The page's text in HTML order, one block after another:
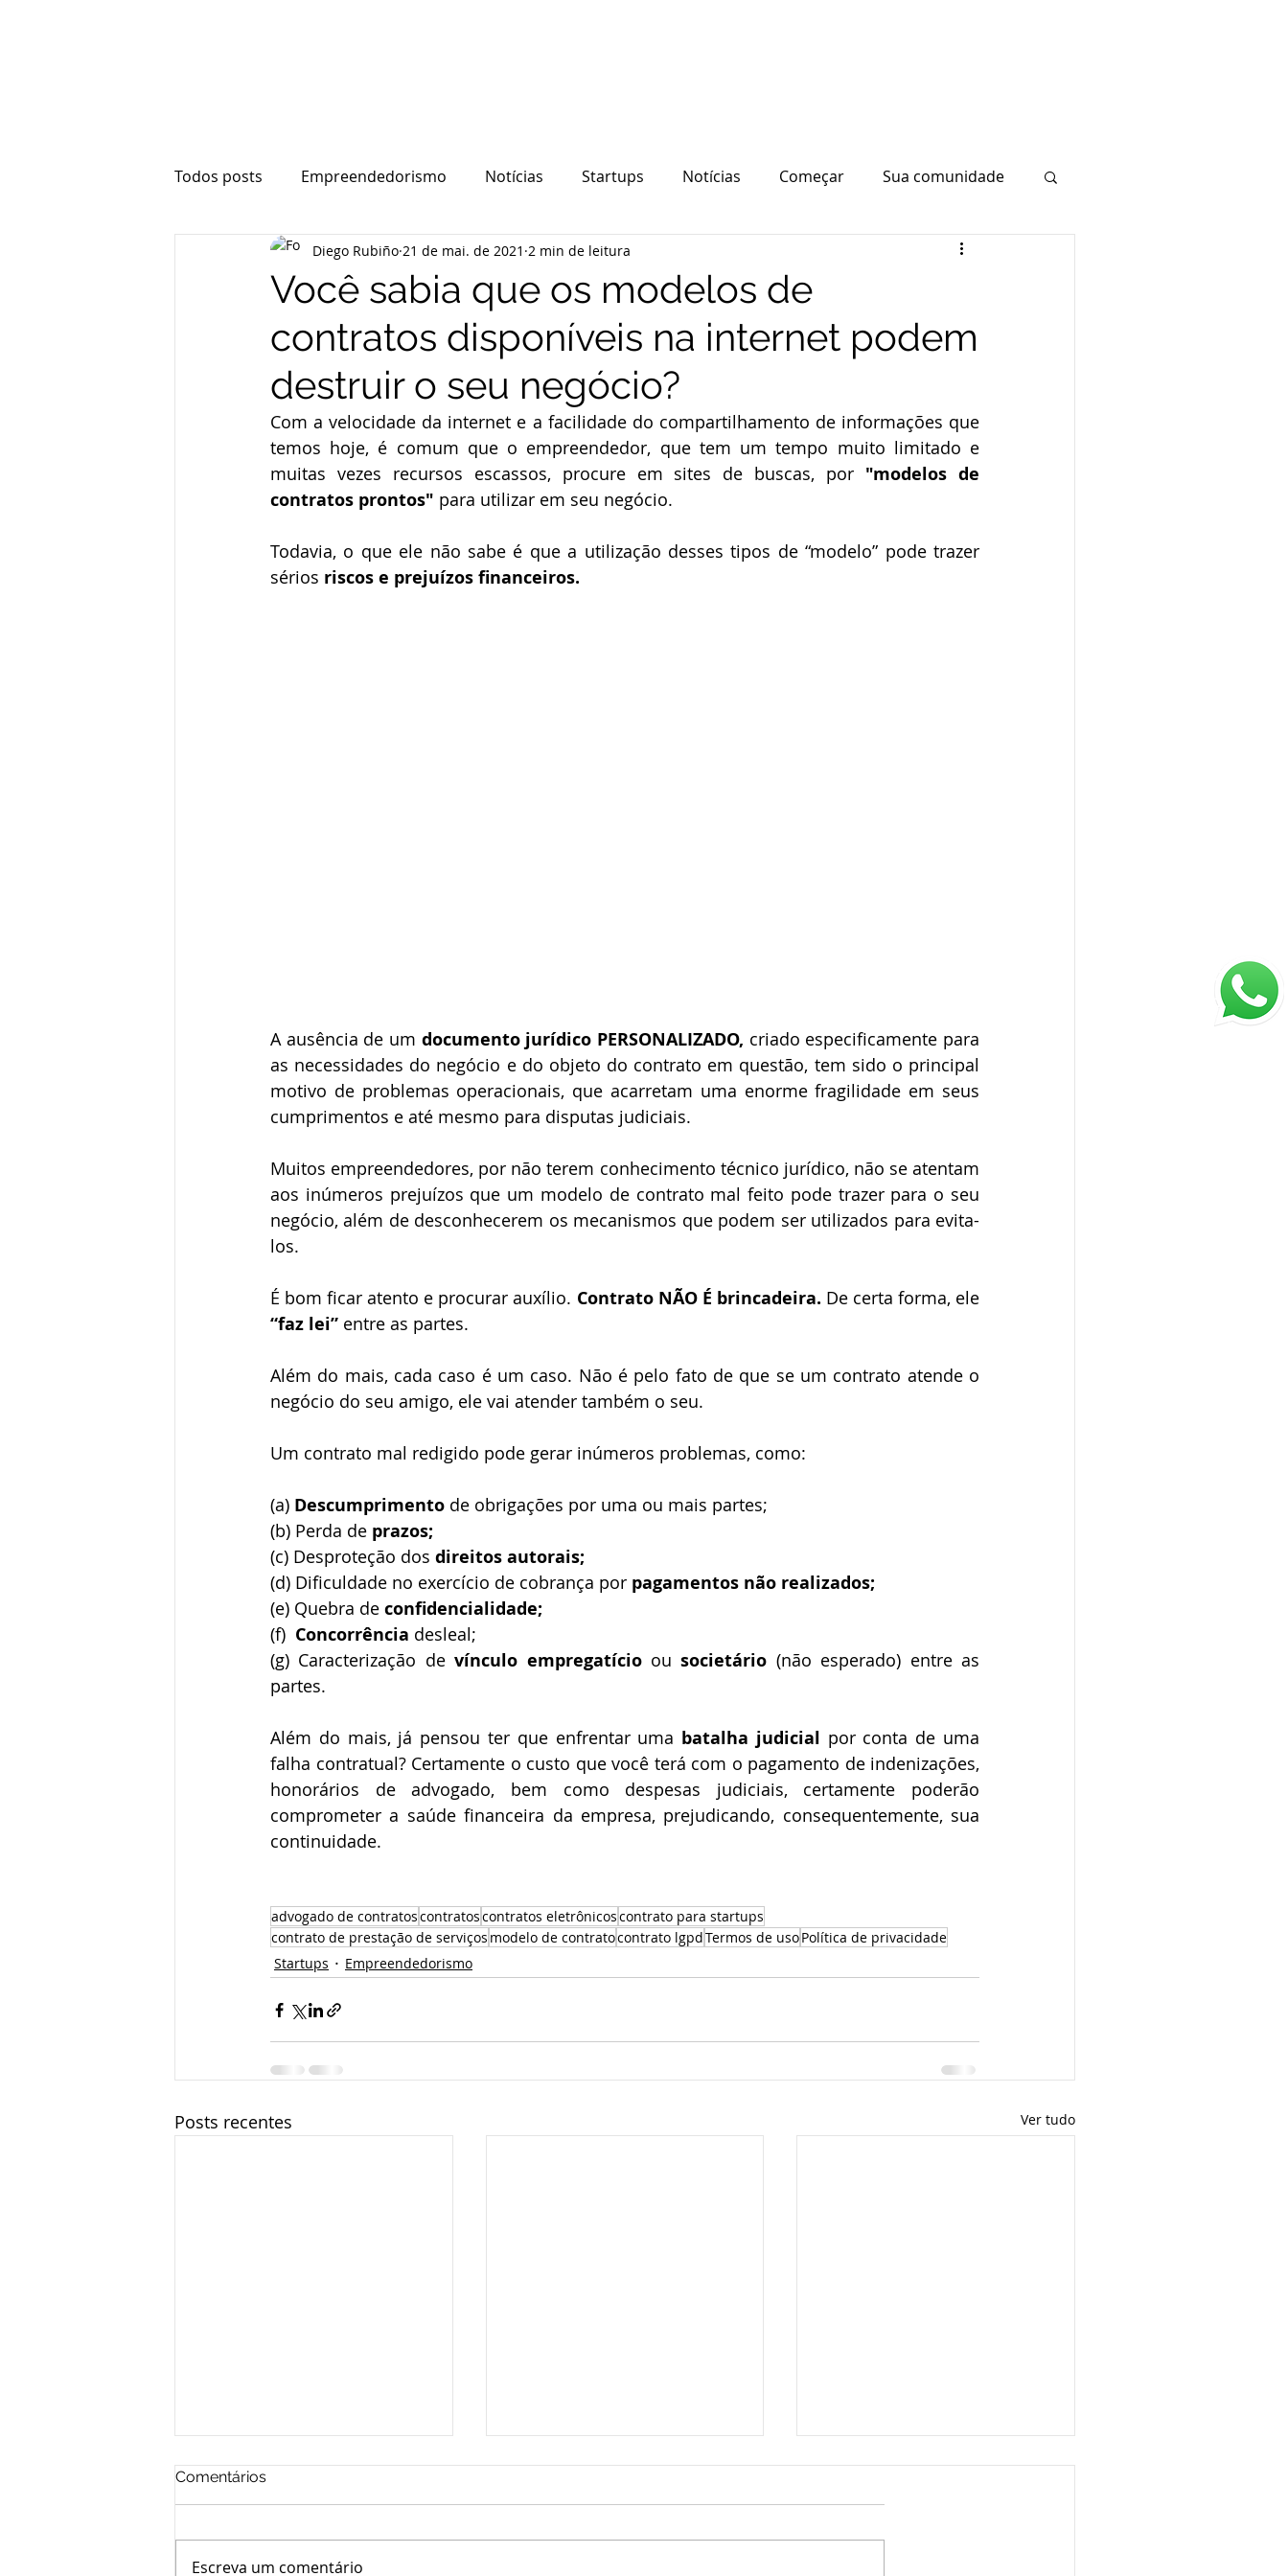
Todos posts Empreendedorismo Notícias Startups Notícias Começar Sua comunidade
Contratos Equipe Ecossistema
Você sabia que os modelos de
contratos disponíveis na internet podem
destruir o seu negócio?
Diego Rubiño 21 de mai. de 2021 2 min de leitura
Com a velocidade da internet e a facilidade do compartilhamento de informações que
temos hoje, é comum que o empreendedor, que tem um tempo muito limitado e
muitas vezes recursos escassos, procure em sites de buscas, por "modelos de
contratos prontos" para utilizar em seu negócio. ⠀⠀
Todavia, o que ele não sabe é que a utilização desses tipos de “modelo” pode trazer
sérios riscos e prejuízos financeiros.
A ausência de um documento jurídico PERSONALIZADO, criado especificamente para
as necessidades do negócio e do objeto do contrato em questão, tem sido o principal
motivo de problemas operacionais, que acarretam uma enorme fragilidade em seus
cumprimentos e até mesmo para disputas judiciais. ⠀⠀
Muitos empreendedores, por não terem conhecimento técnico jurídico, não se atentam
aos inúmeros prejuízos que um modelo de contrato mal feito pode trazer para o seu
negócio, além de desconhecerem os mecanismos que podem ser utilizados para evita-
los. ⠀
É bom ficar atento e procurar auxílio. Contrato NÃO É brincadeira.
“faz lei” entre as partes.
Além do mais, cada caso é um caso. Não é pelo fato de que se um contrato atende o
negócio do seu amigo, ele vai atender também o seu.
Um contrato mal redigido pode gerar inúmeros problemas, como:
(a) Descumprimento de obrigações por uma ou mais partes;
(b) Perda de prazos;
(c) Desproteção dos direitos autorais;
(d) Dificuldade no exercício de cobrança por pagamentos não realizados;
(e) Quebra de confidencialidade;
(f) Concorrência desleal;
(g) Caracterização de vínculo empregatício ou societário (não esperado) entre as
partes.
Além do mais, já pensou ter que enfrentar uma batalha judicial por conta de uma
falha contratual? Certamente o custo que você terá com o pagamento de indenizações,
honorários de advogado, bem como despesas judiciais, certamente poderão
comprometer a saúde financeira da empresa, prejudicando, consequentemente, sua
continuidade. ⠀⠀
advogado de contratoscontratoscontratos eletrônicoscontrato para startups
contrato de prestação de serviços modelo de contratocontrato lgpdTermos de usoPolítica de privacidade
Startups
Empreendedorismo
Posts recentes Ver tudo
Comentários
Escreva um comentário